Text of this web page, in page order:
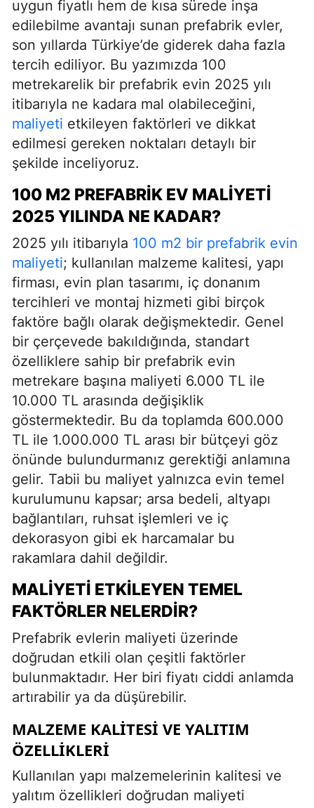
uygun fiyatlı hem de kısa sürede inşa
edilebilme avantajı sunan prefabrik evler,
son yıllarda Türkiye’de giderek daha fazla
tercih ediliyor. Bu yazımızda 100
metrekarelik bir prefabrik evin 2025 yılı
itibarıyla ne kadara mal olabileceğini,
maliyeti etkileyen faktörleri ve dikkat
edilmesi gereken noktaları detaylı bir
şekilde inceliyoruz.
100 M2 PREFABRIK EV MALIYETI
2025 YILINDA NE KADAR?
2025 yılı itibarıyla 100 m2 bir prefabrik evin
maliyeti; kullanılan malzeme kalitesi, yapı
firması, evin plan tasarımı, iç donanım
tercihleri ve montaj hizmeti gibi birçok
faktöre bağlı olarak değişmektedir. Genel
bir çerçevede bakıldığında, standart
özelliklere sahip bir prefabrik evin
metrekare başına maliyeti 6.000 TL ile
10.000 TL arasında değişiklik
göstermektedir. Bu da toplamda 600.000
TL ile 1.000.000 TL arası bir bütçeyi göz
önünde bulundurmanız gerektiği anlamına
gelir. Tabii bu maliyet yalnızca evin temel
kurulumunu kapsar; arsa bedeli, altyapı
bağlantıları, ruhsat işlemleri ve iç
dekorasyon gibi ek harcamalar bu
rakamlara dahil değildir.
MALIYETI ETKILEYEN TEMEL
FAKTÖRLER NELERDIR?
Prefabrik evlerin maliyeti üzerinde
doğrudan etkili olan çeşitli faktörler
bulunmaktadır. Her biri fiyatı ciddi anlamda
artırabilir ya da düşürebilir.
MALZEME KALITESI VE YALITIM
ÖZELLIKLERI
Kullanılan yapı malzemelerinin kalitesi ve
yalıtım özellikleri doğrudan maliyeti